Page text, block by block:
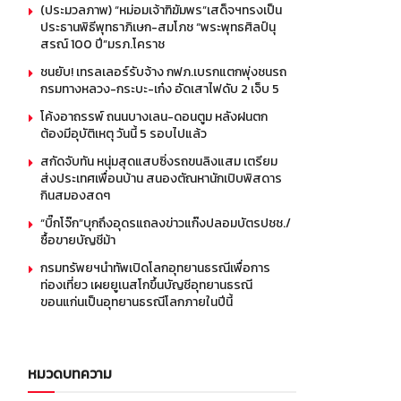
(ประมวลภาพ) “หม่อมเจ้าฑิฆัมพร”เสด็จฯทรงเป็น
ประธานพิธีพุทธาภิเษก-สมโภช “พระพุทธศิลป์นุ
สรณ์ 100 ปี”มรภ.โคราช
ชนยับ! เทรลเลอร์รับจ้าง กฟภ.เบรกแตกพุ่งชนรถ
กรมทางหลวง-กระบะ-เก๋ง อัดเสาไฟดับ 2 เจ็บ 5
โค้งอาถรรพ์ ถนนบางเลน-ดอนตูม หลังฝนตก
ต้องมีอุบัติเหตุ วันนี้ 5 รอบไปแล้ว
สกัดจับทัน หนุ่มสุดแสบซิ่งรถขนลิงแสม เตรียม
ส่งประเทศเพื่อนบ้าน สนองตัณหานักเปิบพิสดาร
กินสมองสดๆ
“บิ๊กโจ๊ก”บุกถึงอุดรแถลงข่าวแก๊งปลอมบัตรปชช./
ซื้อขายบัญชีม้า
กรมทรัพยฯนำทัพเปิดโลกอุทยานธรณีเพื่อการ
ท่องเที่ยว เผยยูเนสโกขึ้นบัญชีอุทยานธรณี
ขอนแก่นเป็นอุทยานธรณีโลกภายในปีนี้
หมวดบทความ